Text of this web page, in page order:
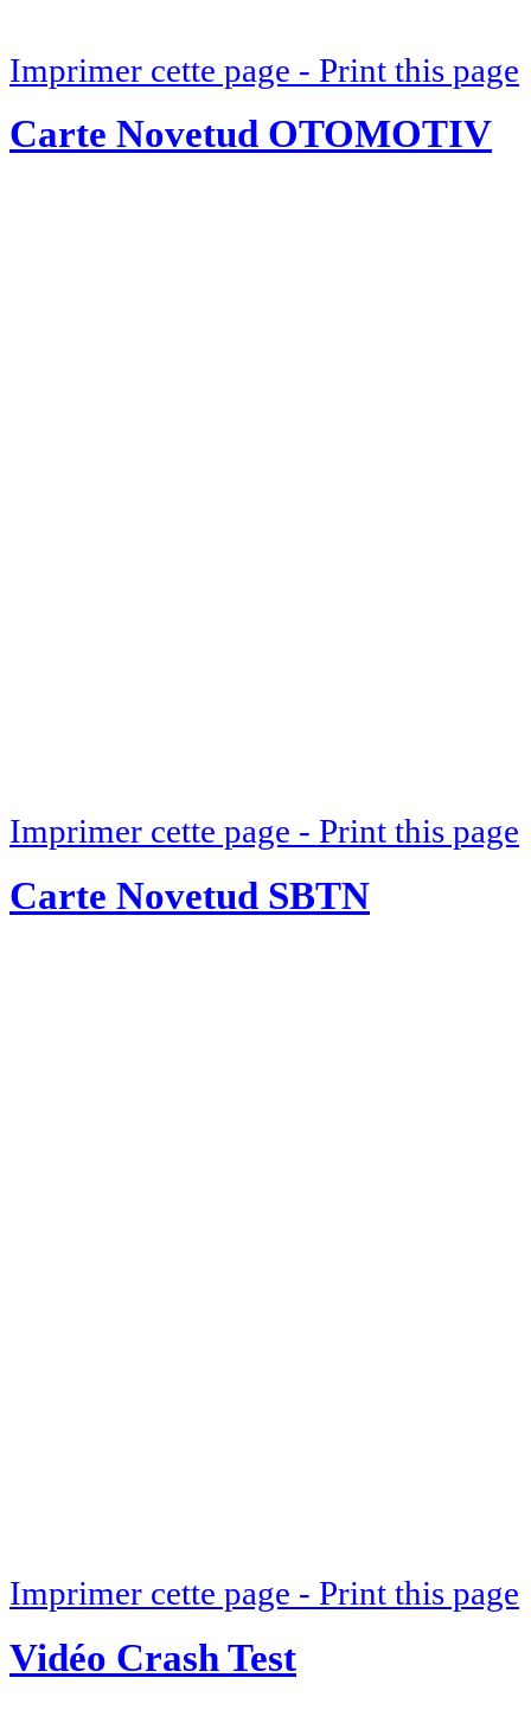
Imprimer cette page - Print this page
Carte Novetud OTOMOTIV
Imprimer cette page - Print this page
Carte Novetud SBTN
Imprimer cette page - Print this page
Vidéo Crash Test